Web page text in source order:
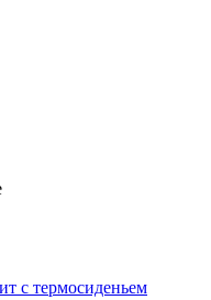
с термосиденьем